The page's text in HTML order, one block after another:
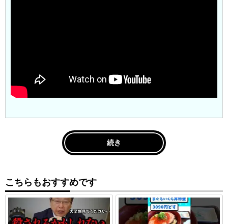
続き
こちらもおすすめです